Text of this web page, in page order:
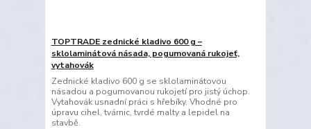
TOPTRADE zednické kladivo 600 g –
sklolaminátová násada, pogumovaná rukojeť,
vytahovák
Zednické kladivo 600 g se sklolaminátovou
násadou a pogumovanou rukojetí pro jistý úchop.
Vytahovák usnadní práci s hřebíky. Vhodné pro
úpravu cihel, tvárnic, tvrdé malty a lepidel na
stavbě.